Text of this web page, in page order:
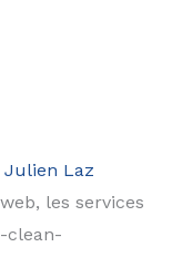
Julien Laz
les services
clean-